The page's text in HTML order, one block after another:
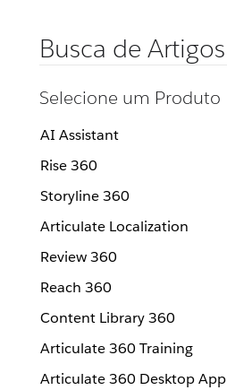
Busca de Artigos
Selecione um Produto
AI Assistant
Rise 360
Storyline 360
Articulate Localization
Review 360
Reach 360
Content Library 360
Articulate 360 Training
Articulate 360 Desktop App